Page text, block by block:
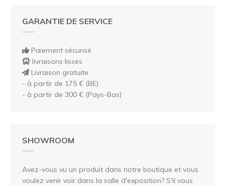
GARANTIE DE SERVICE
Paiement sécurisé
livraisons lisses
Livraison gratuite
- à partir de 175 € (BE)
- à partir de 300 € (Pays-Bas)
SHOWROOM
Avez-vous vu un produit dans notre boutique et vous
voulez venir voir dans la salle d'exposition? S'il vous